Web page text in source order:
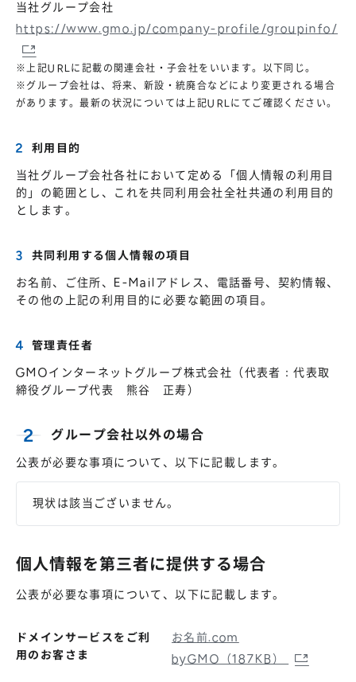
当社グループ会社
https://www.gmo.jp/company-profile/groupinfo/
※上記URLに記載の関連会社・子会社をいいます。以下同じ。
※グループ会社は、将来、新設・統廃合などにより変更される場合
があります。最新の状況については上記URLにてご確認ください。
利用目的
当社グループ会社各社において定める「個人情報の利用目
的」の範囲とし、これを共同利用会社全社共通の利用目的
とします。
共同利用する個人情報の項目
お名前、ご住所、E-Mailアドレス、電話番号、契約情報、
その他の上記の利用目的に必要な範囲の項目。
管理責任者
GMOインターネットグループ株式会社（代表者：代表取
締役グループ代表 熊谷 正寿）
グループ会社以外の場合
公表が必要な事項について、以下に記載します。
現状は該当ございません。
個人情報を第三者に提供する場合
公表が必要な事項について、以下に記載します。
ドメインサービスをご利
用のお客さま
お名前.com
byGMO（187KB）